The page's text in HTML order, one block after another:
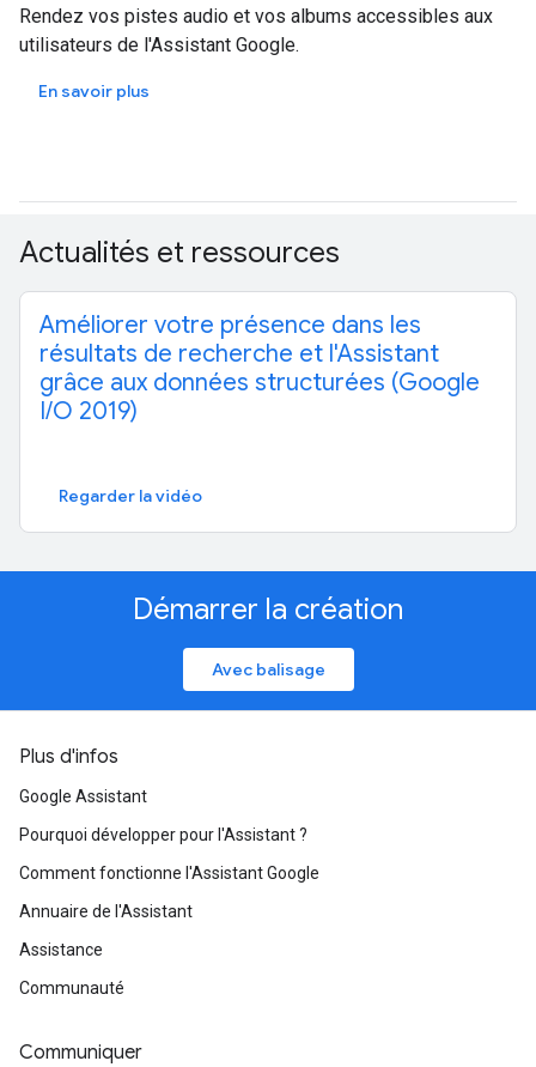
Rendez vos pistes audio et vos albums accessibles aux
utilisateurs de l'Assistant Google.
En savoir plus
Actualités et ressources
Améliorer votre présence dans les
résultats de recherche et l'Assistant
grâce aux données structurées (Google
I/O 2019)
Regarder la vidéo
Démarrer la création
Avec balisage
Plus d'infos
Google Assistant
Pourquoi développer pour l'Assistant ?
Comment fonctionne l'Assistant Google
Annuaire de l'Assistant
Assistance
Communauté
Communiquer